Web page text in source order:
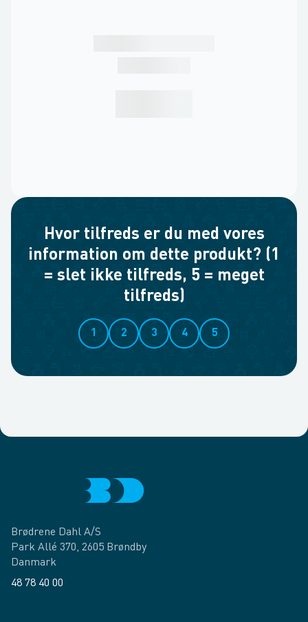
Hvor tilfreds er du med vores
information om dette produkt? (1
= slet ikke tilfreds, 5 = meget
tilfreds)
1 2 3 4 5
Brødrene Dahl A/S
Park Allé 370, 2605 Brøndby
Danmark
48 78 40 00